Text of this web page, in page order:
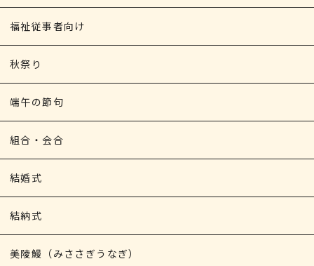
福祉従事者向け
秋祭り
端午の節句
組合・会合
結婚式
結納式
美陵鰻（みささぎうなぎ）